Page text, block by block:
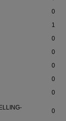
0
1
0
0
0
0
0
0